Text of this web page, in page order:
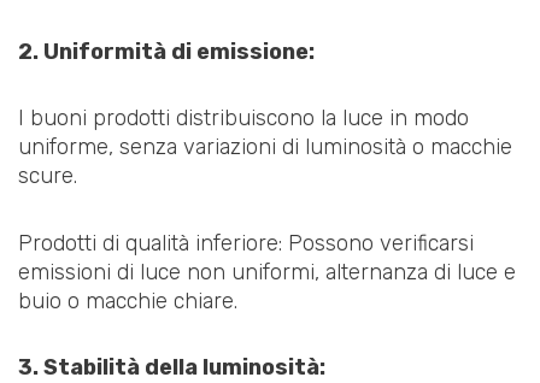
2. Uniformità di emissione:
I buoni prodotti distribuiscono la luce in modo
uniforme, senza variazioni di luminosità o macchie
scure.
Prodotti di qualità inferiore: Possono verificarsi
emissioni di luce non uniformi, alternanza di luce e
buio o macchie chiare.
3. Stabilità della luminosità: